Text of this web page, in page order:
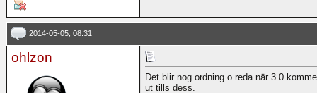
2014-05-05, 08:31
ohlzon
Det blir nog ordning o reda när 3.0
ut tills dess.